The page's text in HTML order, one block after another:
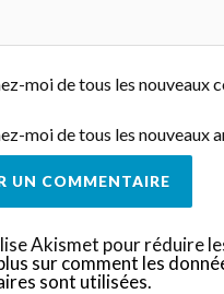
moi de tous les nouveaux
moi de tous les nouveaux
Akismet pour réduire
sur comment les
sont utilisées.